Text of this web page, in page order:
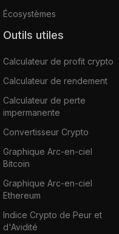
Écosystèmes
Outils utiles
Calculateur de profit crypto
Calculateur de rendement
Calculateur de perte
impermanente
Convertisseur Crypto
Graphique Arc-en-ciel
Bitcoin
Graphique Arc-en-ciel
Ethereum
Indice Crypto de Peur et
d'Avidité